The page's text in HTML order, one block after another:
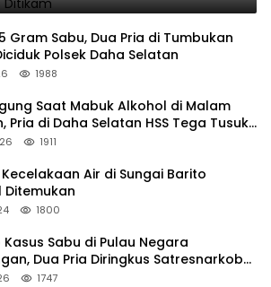
Gram Sabu, Dua Pria di Tumbukan
Polsek Daha Selatan
1988
Saat Mabuk Alkohol di Malam
Pria di Daha Selatan HSS Tega Tusuk
1911
Air di Sungai Barito
Ditemukan
1800
Sabu di Pulau Negara
Dua Pria Diringkus Satresnarkoba
1747